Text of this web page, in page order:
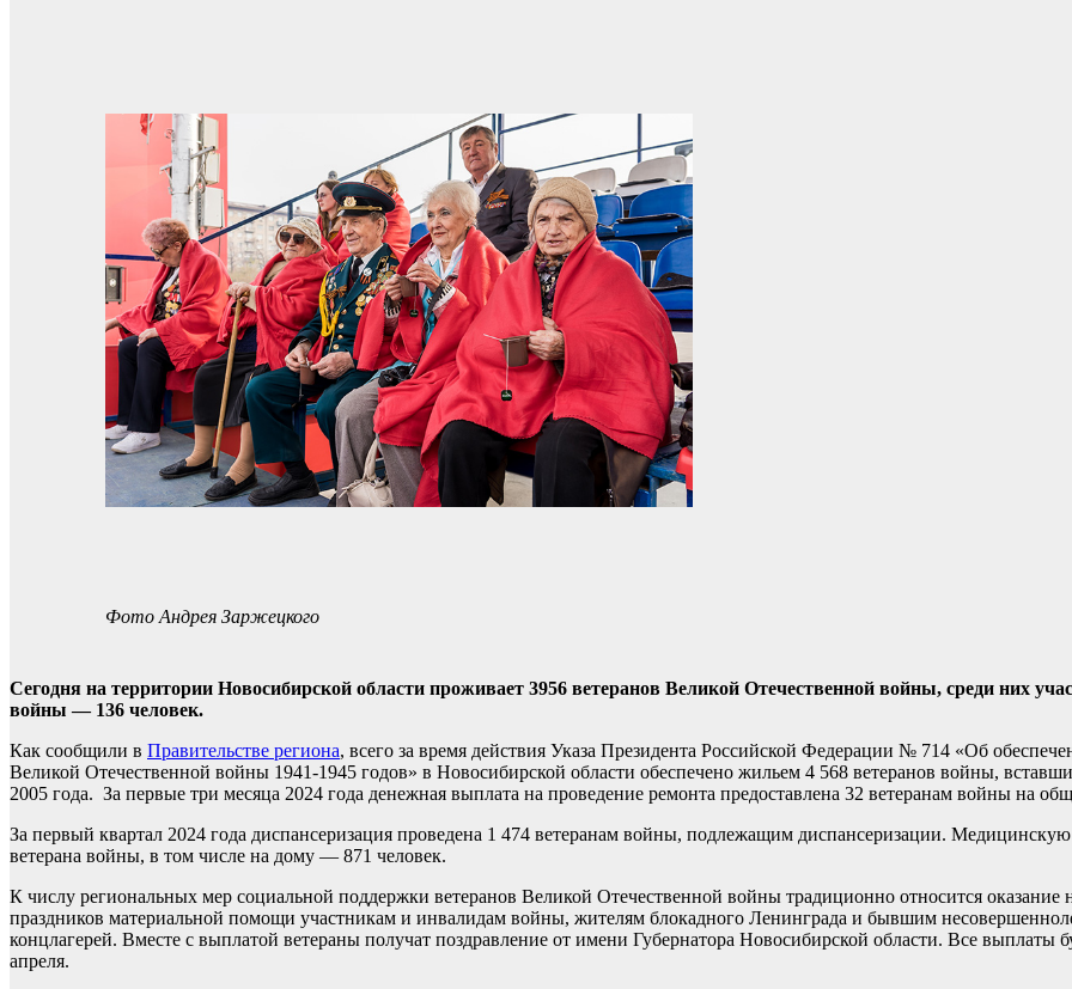
Фото Андрея Заржецкого
Сегодня на территории Новосибирской области проживает 3956 ветеранов Великой Отечественной войны, среди них
войны — 136 человек.
Как сообщили в Правительстве региона, всего за время действия Указа Президента Российской Федерации № 714 «Об
Великой Отечественной войны 1941-1945 годов» в Новосибирской области обеспечено жильем 4 568 ветеранов войны,
2005 года. За первые три месяца 2024 года денежная выплата на проведение ремонта предоставлена 32 ветеранам войны на
За первый квартал 2024 года диспансеризация проведена 1 474 ветеранам войны, подлежащим диспансеризации.
ветерана войны, в том числе на дому — 871 человек.
К числу региональных мер социальной поддержки ветеранов Великой Отечественной войны традиционно относится оказание
праздников материальной помощи участникам и инвалидам войны, жителям блокадного Ленинграда и бывшим
концлагерей. Вместе с выплатой ветераны получат поздравление от имени Губернатора Новосибирской области. Все выплаты
апреля.